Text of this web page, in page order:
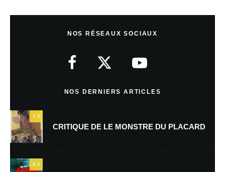
NOS RÉSEAUX SOCIAUX
NOS DERNIERS ARTICLES
7.5
CRITIQUE DE LE MONSTRE DU PLACARD
9.5